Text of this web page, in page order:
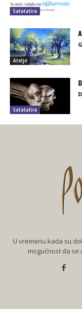
Satatatira
Atelje
Satatatira
U vremenu kada su
mogućnost da se